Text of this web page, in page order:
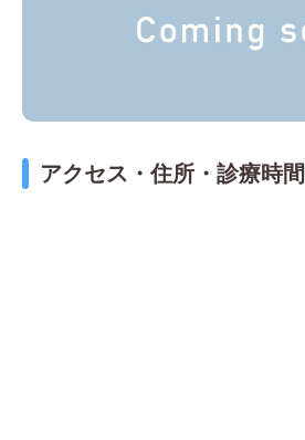
アクセス・住所・診療時間